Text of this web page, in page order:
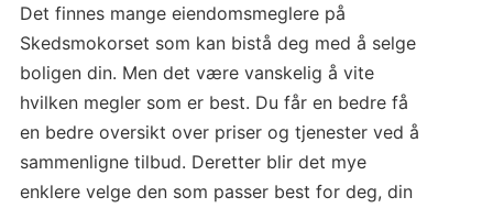
Det finnes mange eiendomsmeglere på
Skedsmokorset som kan bistå deg med å selge
boligen din. Men det være vanskelig å vite
hvilken megler som er best. Du får en bedre få
en bedre oversikt over priser og tjenester ved å
sammenligne tilbud. Deretter blir det mye
enklere velge den som passer best for deg, din